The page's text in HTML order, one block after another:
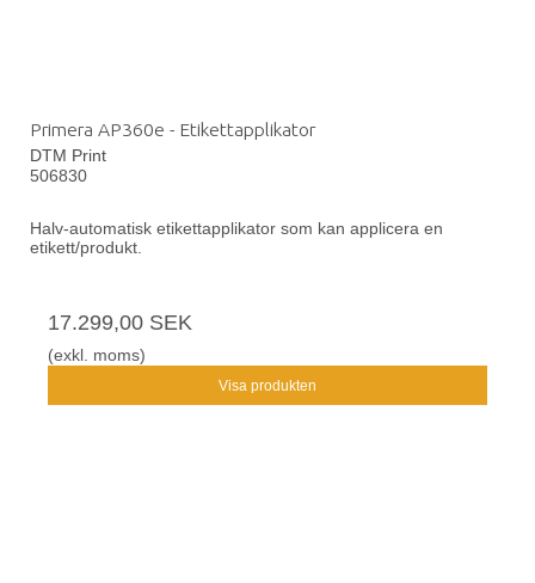
Primera AP360e - Etikettapplikator
DTM Print
506830
Halv-automatisk etikettapplikator som kan applicera en
etikett/produkt.
17.299,00 SEK
(exkl. moms)
Visa produkten